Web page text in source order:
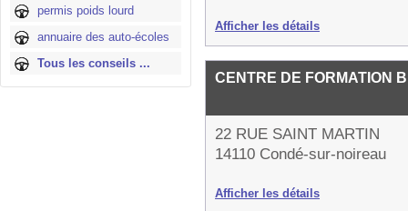
permis poids lourd
annuaire des auto-écoles
Tous les conseils ...
Afficher les détails
CENTRE DE FORMATION
22 RUE SAINT MARTIN
14110 Condé-sur-noireau
Afficher les détails